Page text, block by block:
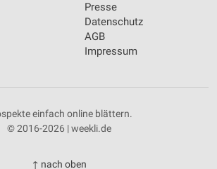
Presse
Datenschutz
AGB
Impressum
einfach online blättern.
© 2016-2026 | weekli.de
↑ nach oben